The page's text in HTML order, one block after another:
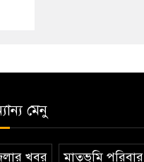
মেনু
খবর মাতৃভূমি পরিবার